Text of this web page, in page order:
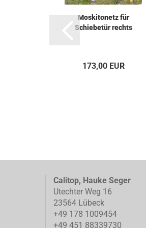
Moskitonetz für
Schiebetür rechts
173,00 EUR
Calitop, Hauke Seger
Utechter Weg 16
23564 Lübeck
+49 178 1009454
+49 451 88339730